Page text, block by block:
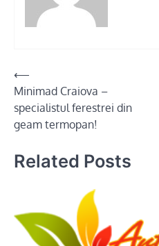
Post
navigation
⟵
Minimad Craiova –
specialistul ferestrei din
geam termopan!
Related Posts